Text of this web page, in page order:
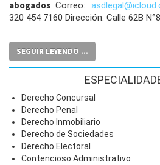
abogadosCorreo:
320 454 7160 Dirección: Calle 62B
SEGUIR LEYENDO ...
Derecho Concursal
Derecho Penal
Derecho Inmobiliario
Derecho de Sociedades
Derecho Electoral
Contencioso Administrativo